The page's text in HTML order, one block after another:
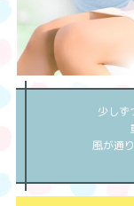
少しず
風が通